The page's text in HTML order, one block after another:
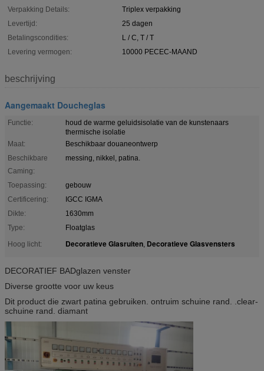
Verpakking Details:
Triplex verpakking
Levertijd:
25 dagen
Betalingscondities:
L / C, T / T
Levering vermogen:
10000 PECEC-MAAND
beschrijving
Aangemaakt Doucheglas
Functie:
houd de warme geluidsisolatie van de kunstenaars
thermische isolatie
Maat:
Beschikbaar douaneontwerp
Beschikbare
Caming:
messing, nikkel, patina.
Toepassing:
gebouw
Certificering:
IGCC IGMA
Dikte:
1630mm
Type:
Floatglas
Hoog licht:
Decoratieve Glasruiten, Decoratieve Glasvensters
DECORATIEF BADglazen venster
Diverse grootte voor uw keus
Dit product die zwart patina gebruiken. ontruim schuine rand. .clear-
schuine rand. diamant